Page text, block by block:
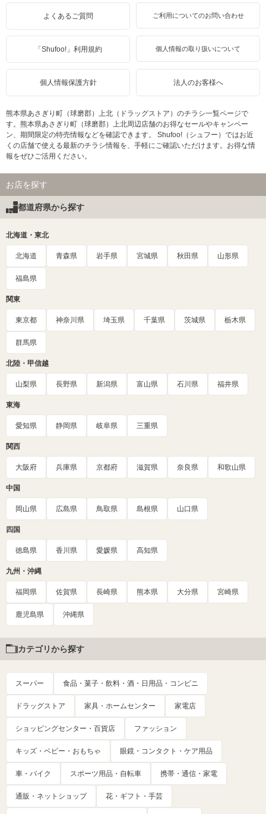
よくあるご質問 ご利用についてのお問い合わせ
「Shufoo!」利用規約 個人情報の取り扱いについて
個人情報保護方針 法人のお客様へ
熊本県あさぎり町（球磨郡）上北（ドラッグストア）のチラシ一覧ページで
す。熊本県あさぎり町（球磨郡）上北周辺店舗のお得なセールやキャンペー
ン、期間限定の特売情報などを確認できます。 Shufoo!（シュフー）ではお近
くの店舗で使える最新のチラシ情報を、手軽にご確認いただけます。お得な情
報をぜひご活用ください。
お店を探す
都道府県から探す
北海道・東北
北海道 青森県 岩手県 宮城県 秋田県 山形県
福島県
関東
東京都 神奈川県 埼玉県 千葉県 茨城県 栃木県
群馬県
北陸・甲信越
山梨県 長野県 新潟県 富山県 石川県 福井県
東海
愛知県 静岡県 岐阜県 三重県
関西
大阪府 兵庫県 京都府 滋賀県 奈良県 和歌山県
中国
岡山県 広島県 鳥取県 島根県 山口県
四国
徳島県 香川県 愛媛県 高知県
九州・沖縄
福岡県 佐賀県 長崎県 熊本県 大分県 宮崎県
鹿児島県 沖縄県
カテゴリから探す
スーパー 食品・菓子・飲料・酒・日用品・コンビニ
ドラッグストア 家具・ホームセンター 家電店
ショッピングセンター・百貨店 ファッション
キッズ・ベビー・おもちゃ 眼鏡・コンタクト・ケア用品
車・バイク スポーツ用品・自転車 携帯・通信・家電
通販・ネットショップ 花・ギフト・手芸